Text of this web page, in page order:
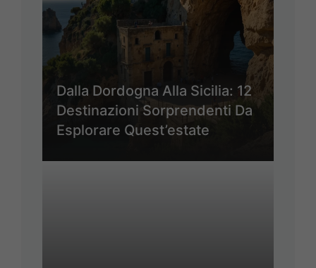
Dalla Dordogna Alla Sicilia: 12
Destinazioni Sorprendenti Da
Esplorare Quest’estate